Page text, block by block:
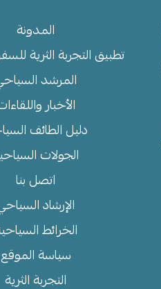
المدونة
تطبيق التجربة الثرية
المرشد
الأخبار
دليل الطائف
الجولات
اتصل بنا
الإرشاد
الخرائط
سياسة الموقع
التجربة الثرية